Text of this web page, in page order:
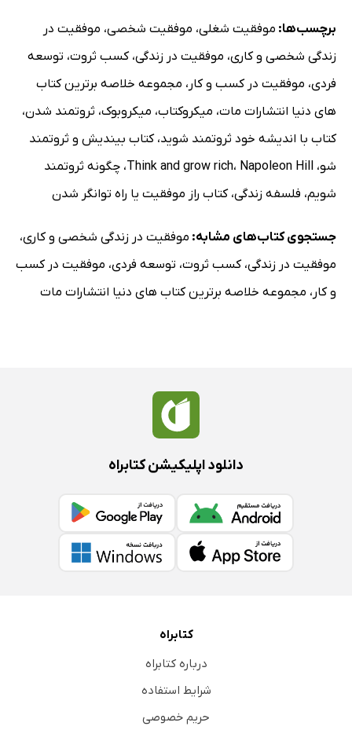
برچسب‌ها: موفقیت شغلی، موفقیت شخصی، موفقیت در
زندگی شخصی و کاری، موفقیت در زندگی،کسب ثروت، توسعه
فردی، موفقیت در کسب و کار ، مجموعه خلاصه برترین کتاب
های دنیا انتشارات مات، میکروکتاب، میکروبوک، ثروتمند شدن،
کتاب با اندیشه خود ثروتمند شوید،کتاب بیندیش و ثروتمند
شو، Think and grow rich، Napoleon Hill ، چگونه ثروتمند
شویم، فلسفه زندگی،کتاب راز موفقیت یا راه توانگر شدن
جستجوی کتاب‌های مشابه: موفقیت در زندگی شخصی و کاری،
موفقیت در زندگی،کسب ثروت، توسعه فردی، موفقیت در کسب
و کار ، مجموعه خلاصه برترین کتاب های دنیا انتشارات مات
دانلود اپلیکیشن کتابراه
کتابراه
درباره کتابراه
شرایط استفاده
حریم خصوصی